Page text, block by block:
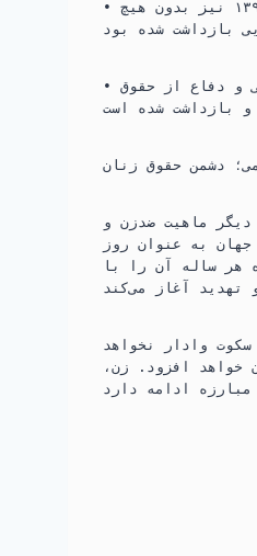
• ثریا خدری، فعال اجتماعی، علاوه بر بازداشت در جریان جنبش انقلابی، در سال ۱۳۹۷ نیز بدون هیچ
• سیمین چایچی، شاعر و نویسنده شناخته‌شده سنندجی، بارها به دلیل فعالیت‌های مدنی و دفاع از حقوق
دشمن حقوق زنان
ماهیت ضدزن و
در حالی که ۸ مارس در سراسر جهان به عنوان روز
هر ساله آن را با
وادار نخواهد
خواهد افزود. زن،